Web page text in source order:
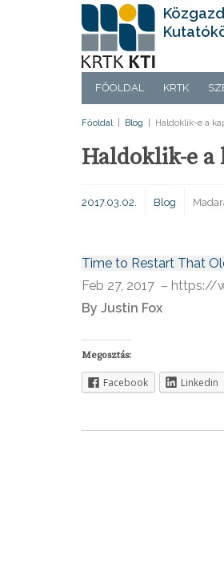
FŐOLDAL KRTK
Főoldal Blog Haldoklik-e a
Haldoklik-e a
2017.03.02. Blog
Time to Restart That
Feb 27, 2017 –
By Justin Fox
Megosztás:
Facebook Linkedin